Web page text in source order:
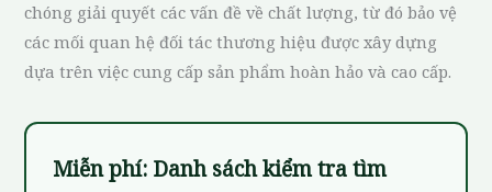
chóng giải quyết các vấn đề về chất lượng, từ đó bảo vệ
các mối quan hệ đối tác thương hiệu được xây dựng
dựa trên việc cung cấp sản phẩm hoàn hảo và cao cấp.
Miễn phí: Danh sách kiểm tra tìm